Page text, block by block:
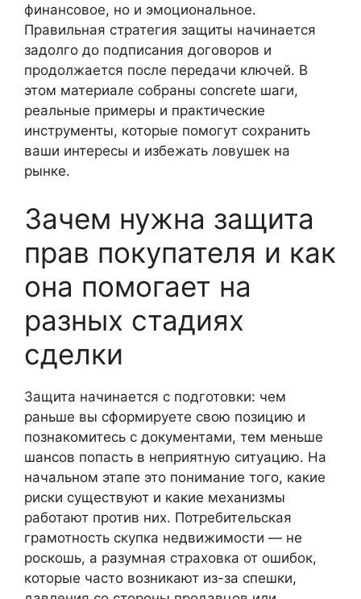
финансовое, но и эмоциональное.
Правильная стратегия защиты начинается
задолго до подписания договоров и
продолжается после передачи ключей. В
этом материале собраны concrete шаги,
реальные примеры и практические
инструменты, которые помогут сохранить
ваши интересы и избежать ловушек на
рынке.
Зачем нужна защита
прав покупателя и как
она помогает на
разных стадиях
сделки
Защита начинается с подготовки: чем
раньше вы сформируете свою позицию и
познакомитесь с документами, тем меньше
шансов попасть в неприятную ситуацию. На
начальном этапе это понимание того, какие
риски существуют и какие механизмы
работают против них. Потребительская
грамотность скупка недвижимости — не
роскошь, а разумная страховка от ошибок,
которые часто возникают из-за спешки,